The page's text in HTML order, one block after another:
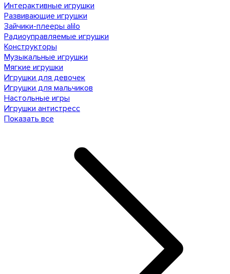
Интерактивные игрушки
Развивающие игрушки
Зайчики-плееры alilo
Радиоуправляемые игрушки
Конструкторы
Музыкальные игрушки
Мягкие игрушки
Игрушки для девочек
Игрушки для мальчиков
Настольные игры
Игрушки антистресс
Показать все